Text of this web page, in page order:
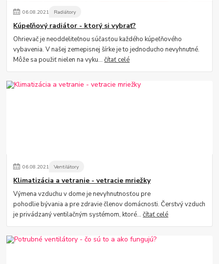
06.08.2021 Radiátory
Kúpeľňový radiátor - ktorý si vybrať?
Ohrievač je neoddeliteľnou súčasťou každého kúpeľňového
vybavenia. V našej zemepisnej šírke je to jednoducho nevyhnutné.
Môže sa použiť nielen na vyku...čítať celé
06.08.2021 Ventilátory
Klimatizácia a vetranie - vetracie mriežky
Výmena vzduchu v dome je nevyhnutnosťou pre
pohodlie bývania a pre zdravie členov domácnosti. Čerstvý vzduch
je privádzaný ventilačným systémom, ktoré...čítať celé